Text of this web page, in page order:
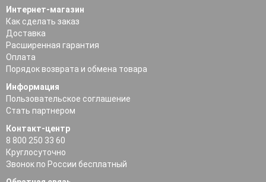
Интернет-магазин
Как сделать заказ
Доставка
Расширенная гарантия
Оплата
Порядок возврата и обмена товара
Информация
Пользовательское соглашение
Стать партнером
Контакт-центр
8 800 250 33 60
Круглосуточно
Звонок по России бесплатный